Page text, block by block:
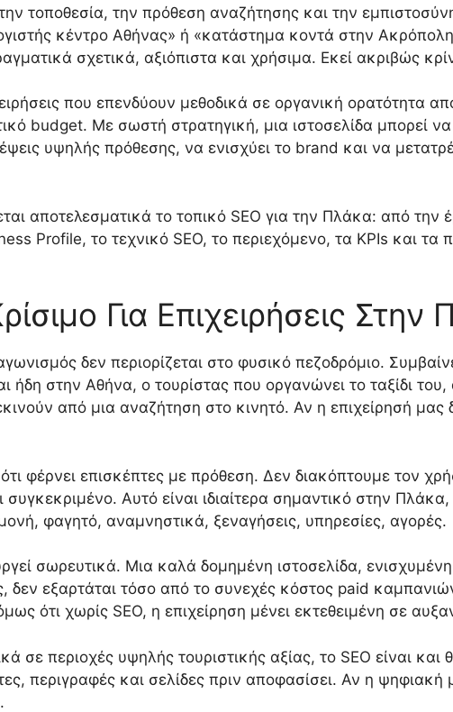
τοποθεσία, την πρόθεση αναζήτησης και την
κέντρο Αθήνας» ή «κατάστημα κοντά στην
σχετικά, αξιόπιστα και χρήσιμα. Εκεί ακριβώς
που επενδύουν μεθοδικά σε οργανική ορατότητα
budget. Με σωστή στρατηγική, μια ιστοσελίδα μπορεί
υψηλής πρόθεσης, να ενισχύει το brand και να
αποτελεσματικά το τοπικό SEO για την Πλάκα: από την
Profile, το τεχνικό SEO, το περιεχόμενο, τα KPIs και
Για Επιχειρήσεις Στην
δεν περιορίζεται στο φυσικό πεζοδρόμιο.
ήδη στην Αθήνα, ο τουρίστας που οργανώνει το ταξίδι
από μια αναζήτηση στο κινητό. Αν η επιχείρησή μας
φέρνει επισκέπτες με πρόθεση. Δεν διακόπτουμε τον
Αυτό είναι ιδιαίτερα σημαντικό στην
φαγητό, αναμνηστικά, ξεναγήσεις, υπηρεσίες, αγορές.
σωρευτικά. Μια καλά δομημένη ιστοσελίδα,
δεν εξαρτάται τόσο από το συνεχές κόστος paid
ότι χωρίς SEO, η επιχείρηση μένει εκτεθειμένη σε
σε περιοχές υψηλής τουριστικής αξίας, το SEO είναι
περιγραφές και σελίδες πριν αποφασίσει. Αν η